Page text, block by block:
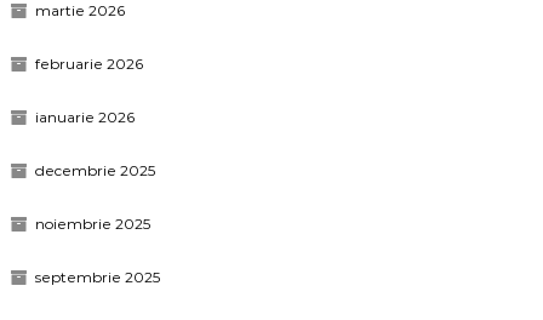
martie 2026
februarie 2026
ianuarie 2026
decembrie 2025
noiembrie 2025
septembrie 2025